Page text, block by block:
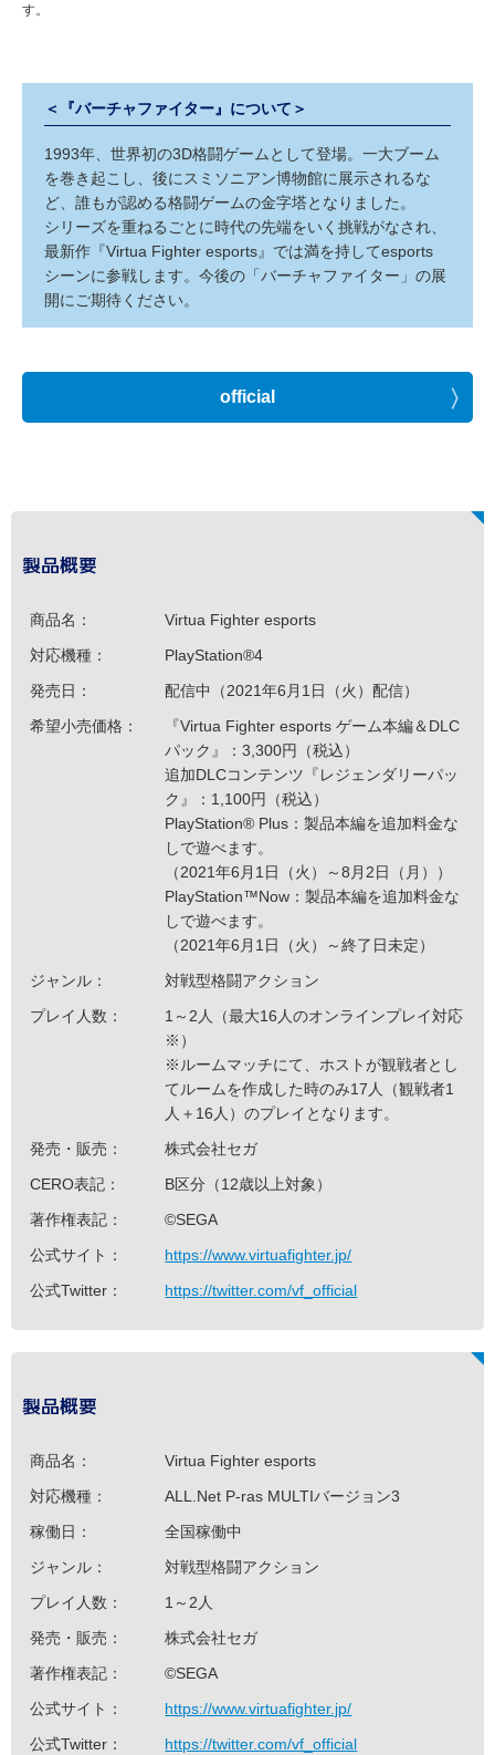
す。
＜『バーチャファイター』について＞
1993年、世界初の3D格闘ゲームとして登場。一大ブーム
を巻き起こし、後にスミソニアン博物館に展示されるな
ど、誰もが認める格闘ゲームの金字塔となりました。
シリーズを重ねるごとに時代の先端をいく挑戦がなされ、
最新作『Virtua Fighter esports』では満を持してesports
シーンに参戦します。今後の「バーチャファイター」の展
開にご期待ください。
official
製品概要
商品名：
Virtua Fighter esports
対応機種：
PlayStation®4
発売日：
配信中（2021年6月1日（火）配信）
希望小売価格：
『Virtua Fighter esports ゲーム本編＆DLC
パック』：3,300円（税込）
追加DLCコンテンツ『レジェンダリーパッ
ク』：1,100円（税込）
PlayStation® Plus：製品本編を追加料金な
しで遊べます。
（2021年6月1日（火）～8月2日（月））
PlayStation™Now：製品本編を追加料金な
しで遊べます。
（2021年6月1日（火）～終了日未定）
ジャンル：
対戦型格闘アクション
プレイ人数：
1～2人（最大16人のオンラインプレイ対応
※）
※ルームマッチにて、ホストが観戦者とし
てルームを作成した時のみ17人（観戦者1
人＋16人）のプレイとなります。
発売・販売：
株式会社セガ
CERO表記：
B区分（12歳以上対象）
著作権表記：
©SEGA
公式サイト：
https://www.virtuafighter.jp/
公式Twitter：
https://twitter.com/vf_official
製品概要
商品名：
Virtua Fighter esports
対応機種：
ALL.Net P-ras MULTIバージョン3
稼働日：
全国稼働中
ジャンル：
対戦型格闘アクション
プレイ人数：
1～2人
発売・販売：
株式会社セガ
著作権表記：
©SEGA
公式サイト：
https://www.virtuafighter.jp/
公式Twitter：
https://twitter.com/vf_official